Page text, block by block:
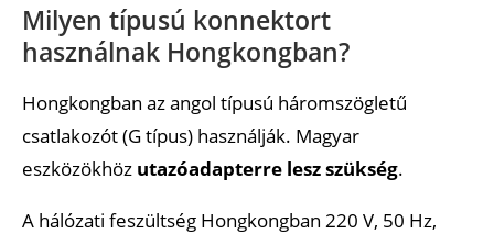
Milyen típusú konnektort
használnak Hongkongban?
Hongkongban az angol típusú háromszögletű
csatlakozót (G típus) használják. Magyar
eszközökhöz utazóadapterre lesz szükség.
A hálózati feszültség Hongkongban 220 V, 50 Hz,